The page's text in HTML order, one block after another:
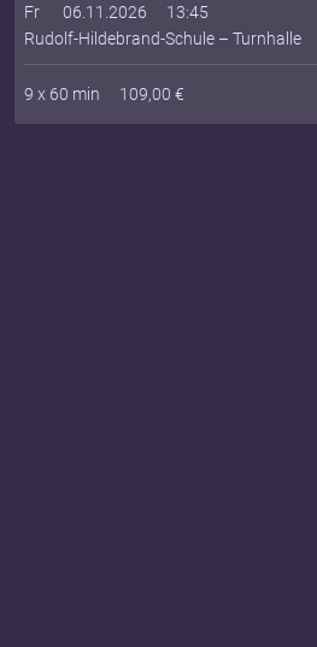
Fr 06.11.2026
13:45
Rudolf-Hildebrand-Schule – Turnhalle
9 x 60 min 109,00 €